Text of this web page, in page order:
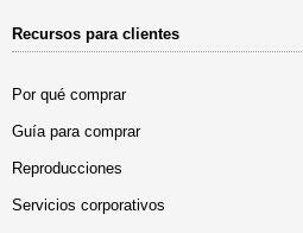
Recursos para clientes
Por qué comprar
Guía para comprar
Reproducciones
Servicios corporativos